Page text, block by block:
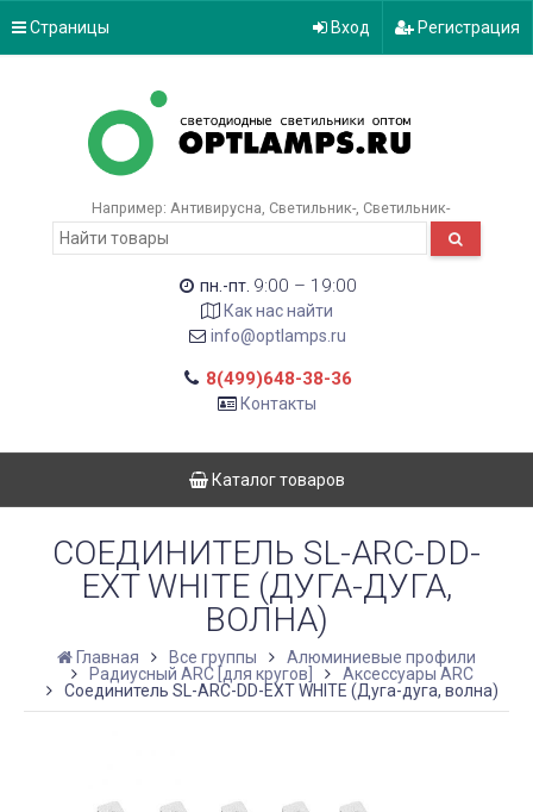
Страницы Вход Регистрация
Например: Антивирусна Светильник- Светильник-
пн.-пт. 9:00 – 19:00
Как нас найти
info@optlamps.ru
8(499)648-38-36
Контакты
Каталог товаров
СОЕДИНИТЕЛЬ SL-ARC-DD-
EXT WHITE (ДУГА-ДУГА,
ВОЛНА)
Главная Все группы
Алюминиевые профили
Радиусный ARC [для кругов]
Аксессуары ARC
Соединитель SL-ARC-DD-EXT WHITE (Дуга-дуга, волна)